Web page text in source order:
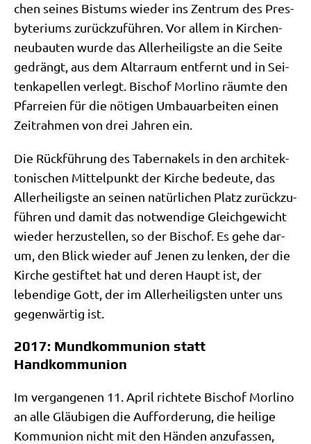
chen sei­nes Bis­tums wie­der ins Zen­trum des Pres­
by­te­ri­ums zurück­zu­füh­ren. Vor allem in Kir­chen­
neu­bau­ten wur­de das Aller­hei­lig­ste an die Sei­te
gedrängt, aus dem Altar­raum ent­fernt und in Sei­
ten­ka­pel­len ver­legt. Bischof Mor­li­no räum­te den
Pfar­rei­en für die nöti­gen Umbau­ar­bei­ten einen
Zeit­rah­men von drei Jah­ren ein.
Die Rück­füh­rung des Taber­na­kels in den archi­tek­
to­ni­schen Mit­tel­punkt der Kir­che bedeu­te, das
Aller­hei­lig­ste an sei­nen natür­li­chen Platz zurück­zu­
füh­ren und damit das not­wen­di­ge Gleich­ge­wicht
wie­der her­zu­stel­len, so der Bischof. Es gehe dar­
um, den Blick wie­der auf Jenen zu len­ken, der die
Kir­che gestif­tet hat und deren Haupt ist, der
leben­di­ge Gott, der im Aller­hei­lig­sten unter uns
gegen­wär­tig ist.
2017: Mundkommunion statt
Handkommunion
Im ver­gan­ge­nen 11. April rich­te­te Bischof Mor­li­no
an alle Gläu­bi­gen die Auf­for­de­rung, die hei­li­ge
Kom­mu­ni­on nicht mit den Hän­den anzu­fas­sen,